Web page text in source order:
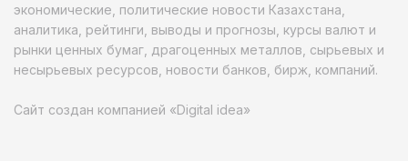
экономические, политические новости Казахстана,
аналитика, рейтинги, выводы и прогнозы, курсы валют и
рынки ценных бумаг, драгоценных металлов, сырьевых и
несырьевых ресурсов, новости банков, бирж, компаний.
Сайт создан компанией «Digital idea»